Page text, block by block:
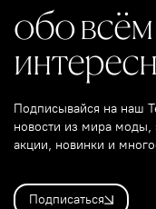
обо
Подписывайся на наш
новости из мира моды,
акции, новинки и
Подписаться